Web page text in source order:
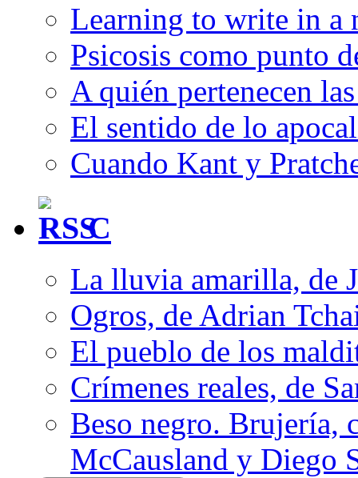
Learning to write in a
Psicosis como punto
A quién pertenecen
El sentido de lo
Cuando Kant y
C
La lluvia amarilla, de
Ogros, de Adrian
El pueblo de los
Crímenes reales, de
Beso negro. Brujería,
McCausland y Diego